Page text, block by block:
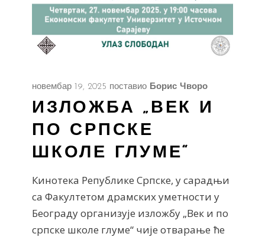
новембар 19, 2025 поставио Борис Чворо
ИЗЛОЖБА „ВЕК И
ПО СРПСКЕ
ШКОЛЕ ГЛУМЕ“
Кинотека Републике Српске, у сарадњи
са Факултетом драмских уметности у
Београду организује изложбу „Век и по
српске школе глуме“ чије отварање ће